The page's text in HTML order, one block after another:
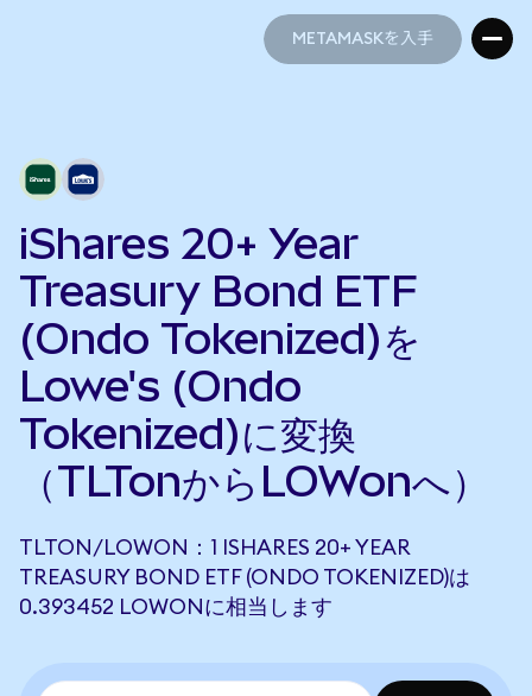
METAMASKを入手
iShares 20+ Year
Treasury Bond ETF
(Ondo Tokenized)を
Lowe's (Ondo
Tokenized)に変換
（TLTonからLOWonへ）
TLTON/LOWON：1 ISHARES 20+ YEAR
TREASURY BOND ETF (ONDO TOKENIZED)は
0.393452 LOWONに相当します